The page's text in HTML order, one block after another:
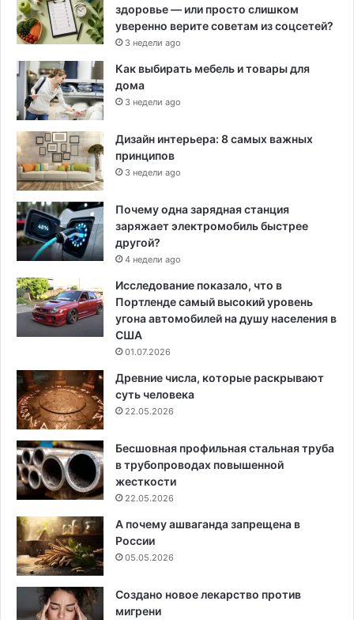
здоровье — или просто слишком
уверенно верите советам из соцсетей?
3 недели ago
Как выбирать мебель и товары для
дома
3 недели ago
Дизайн интерьера: 8 самых важных
принципов
3 недели ago
Почему одна зарядная станция
заряжает электромобиль быстрее
другой?
4 недели ago
Исследование показало, что в
Портленде самый высокий уровень
угона автомобилей на душу населения в
США
01.07.2026
Древние числа, которые раскрывают
суть человека
22.05.2026
Бесшовная профильная стальная труба
в трубопроводах повышенной
жесткости
22.05.2026
А почему ашваганда запрещена в
России
05.05.2026
Создано новое лекарство против
мигрени